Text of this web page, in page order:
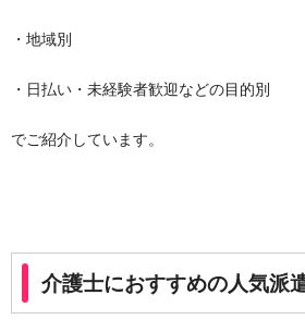
・地域別
・日払い・未経験者歓迎などの目的別
でご紹介しています。
介護士におすすめの人気派